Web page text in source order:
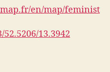
en/map/feminist
13.3942